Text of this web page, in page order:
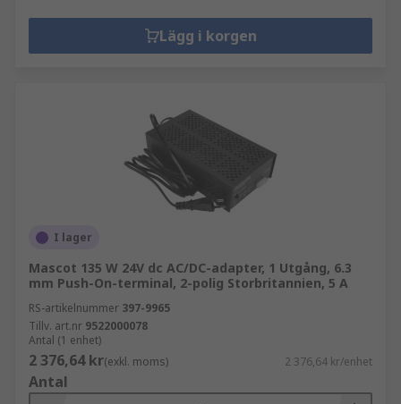
Lägg i korgen
I lager
Mascot 135 W 24V dc AC/DC-adapter, 1 Utgång, 6.3
mm Push-On-terminal, 2-polig Storbritannien, 5 A
RS-artikelnummer 397-9965
Tillv. art.nr 9522000078
Antal (1 enhet)
2 376,64 kr(exkl. moms) 2 376,64 kr/enhet
Antal